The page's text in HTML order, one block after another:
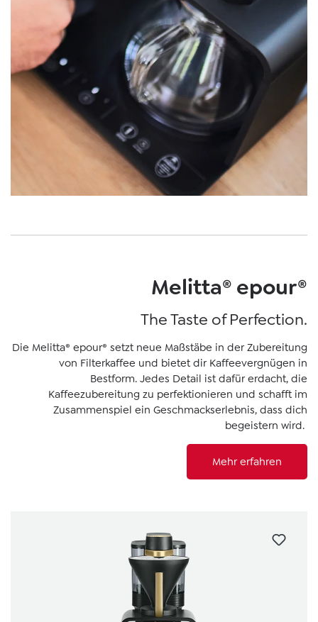
Melitta® epour®
The Taste of Perfection.
Die Melitta® epour® setzt neue Maßstäbe in der Zubereitung
von Filterkaffee und bietet dir Kaffeevergnügen in
Bestform. Jedes Detail ist dafür erdacht, die
Kaffeezubereitung zu perfektionieren und schafft im
Zusammenspiel ein Geschmackserlebnis, dass dich
begeistern wird.
Mehr erfahren